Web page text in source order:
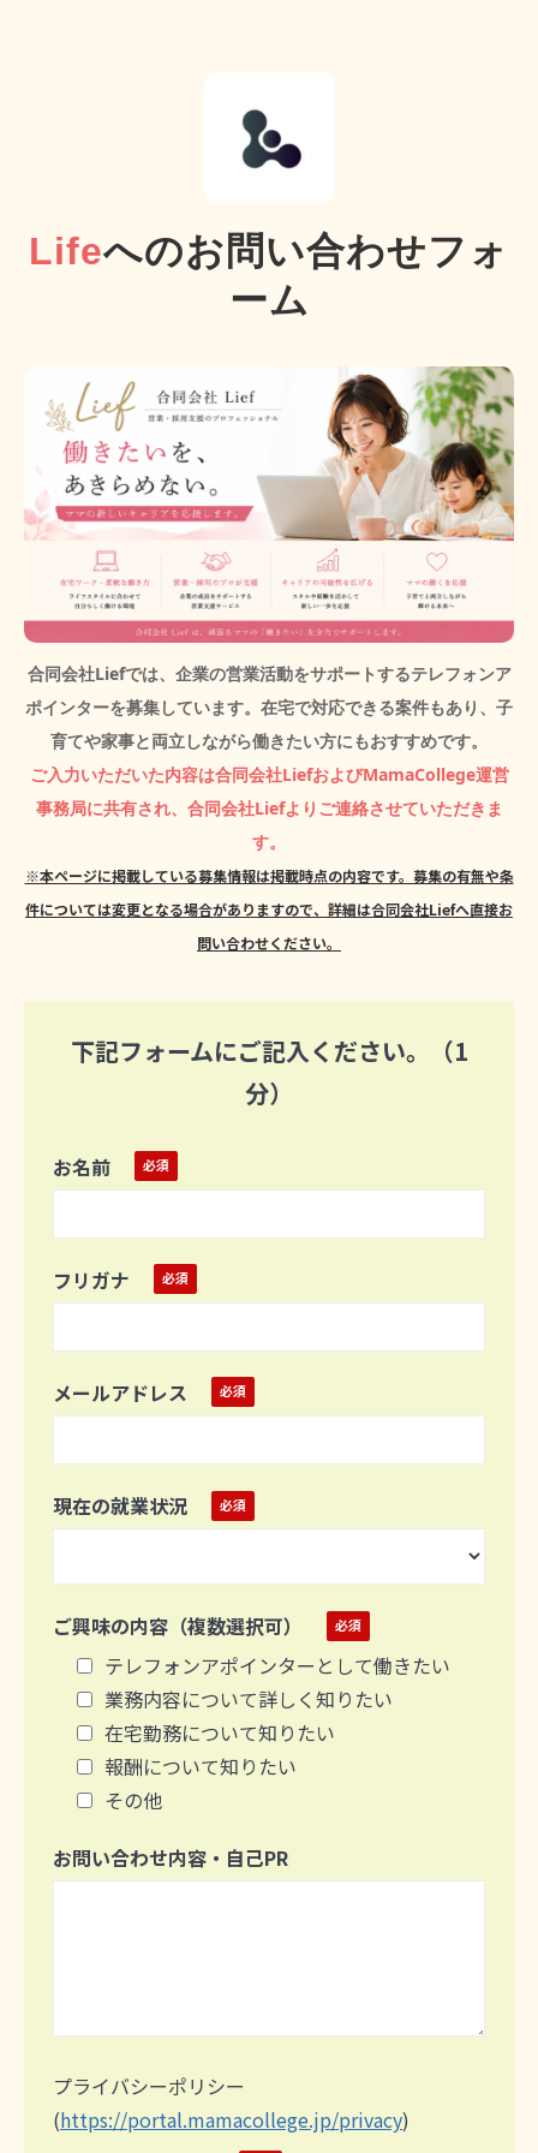
Lifeへのお問い合わせフォ
ーム
合同会社Liefでは、企業の営業活動をサポートするテレフォンア
ポインターを募集しています。在宅で対応できる案件もあり、子
育てや家事と両立しながら働きたい方にもおすすめです。
ご入力いただいた内容は合同会社LiefおよびMamaCollege運営
事務局に共有され、合同会社Liefよりご連絡させていただきま
す。
※本ページに掲載している募集情報は掲載時点の内容です。募集の有無や条
件については変更となる場合がありますので、詳細は合同会社Liefへ直接お
問い合わせください。
下記フォームにご記入ください。（1
分）
お名前
フリガナ
メールアドレス
現在の就業状況
ご興味の内容（複数選択可）
テレフォンアポインターとして働きたい
業務内容について詳しく知りたい
在宅勤務について知りたい
報酬について知りたい
その他
お問い合わせ内容・自己PR
プライバシーポリシー
(https://portal.mamacollege.jp/privacy)